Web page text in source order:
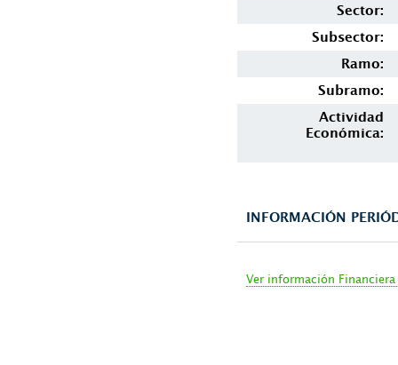
Sector:
Subsector:
Ramo:
Subramo:
Actividad
Económica:
INFORMACIÓN
Ver información